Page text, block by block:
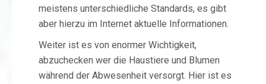
meistens unterschiedliche Standards, es gibt
aber hierzu im Internet aktuelle Informationen.
Weiter ist es von enormer Wichtigkeit,
abzuchecken wer die Haustiere und Blumen
während der Abwesenheit versorgt. Hier ist es